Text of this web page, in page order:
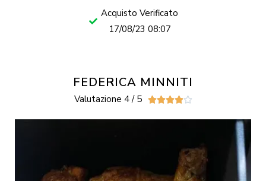
Acquisto Verificato
17/08/23 08:07
FEDERICA MINNITI
Valutazione 4 / 5 